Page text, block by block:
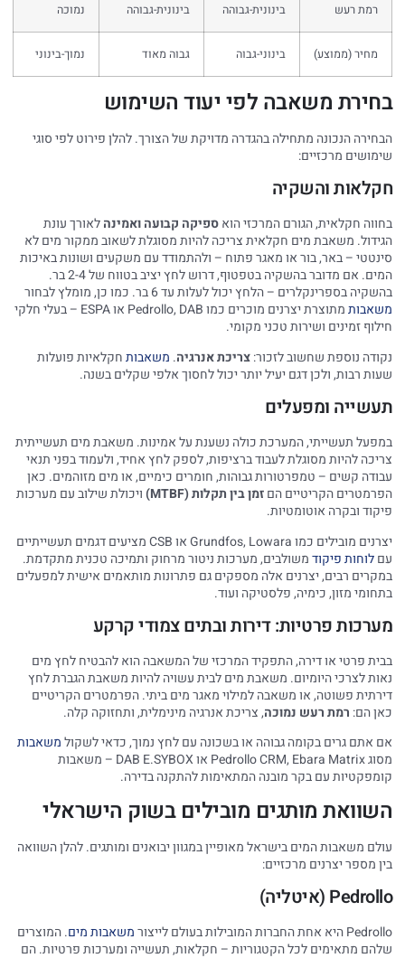
רמת רעש בינונית-גבוהה בינונית-גבוהה נמוכה
מחיר (ממוצע) בינוני-גבוה גבוה מאוד נמוך-בינוני
בחירת משאבה לפי יעוד השימוש
הבחירה הנכונה מתחילה בהגדרה מדויקת של הצורך. להלן פירוט לפי סוגי
שימושים מרכזיים:
חקלאות והשקיה
בחווה חקלאית, הגורם המרכזי הואספיקה קבועה ואמינהלאורך עונת
הגידול. משאבת מים חקלאית צריכה להיות מסוגלת לשאוב ממקור מים לא
סינטטי – באר, בור או מאגר פתוח – ולהתמודד עם משקעים ושונות באיכות
המים. אם מדובר בהשקיה בטפטוף, דרוש לחץ יציב בטווח של 2-4 בר.
בהשקיה בספרינקלרים – הלחץ יכול לעלות עד 6 בר. כמו כן, מומלץ לבחור
משאבות
מתוצרת יצרנים מוכרים כמו Pedrollo, DAB או ESPA – בעלי חלקי
חילוף זמינים ושירות טכני מקומי.
נקודה נוספת שחשוב לזכור:צריכת אנרגיה. משאבותחקלאיות פועלות
שעות רבות, ולכן דגם יעיל יותר יכול לחסוך אלפי שקלים בשנה.
תעשייה ומפעלים
במפעל תעשייתי, המערכת כולה נשענת על אמינות. משאבת מים תעשייתית
צריכה להיות מסוגלת לעבוד ברציפות, לספק לחץ אחיד, ולעמוד בפני תנאי
עבודה קשים – טמפרטורות גבוהות, חומרים כימיים, או מים מזוהמים. כאן
הפרמטרים הקריטיים הםזמן בין תקלות (MTBF)
ויכולת שילוב עם מערכות
פיקוד ובקרה אוטומטיות.
יצרנים מובילים כמו Grundfos, Lowara או CSB מציעים דגמים תעשייתיים
עםלוחות פיקודמשולבים, מערכות ניטור מרחוק ותמיכה טכנית מתקדמת.
במקרים רבים, יצרנים אלה מספקים גם פתרונות מותאמים אישית למפעלים
בתחומי מזון, כימיה, פלסטיקה ועוד.
מערכות פרטיות: דירות ובתים צמודי קרקע
בבית פרטי או דירה, התפקיד המרכזי של המשאבה הוא להבטיח לחץ מים
נאות לצרכי היומיום. משאבת מים לבית עשויה להיות משאבת הגברת לחץ
דירתית פשוטה, או משאבה למילוי מאגר מים ביתי. הפרמטרים הקריטיים
כאן הם: רמת רעש נמוכה, צריכת אנרגיה מינימלית, ותחזוקה קלה.
אם אתם גרים בקומה גבוהה או בשכונה עם לחץ נמוך, כדאי לשקולמשאבות
מסוג Pedrollo CRM, Ebara Matrix או DAB E.SYBOX – משאבות
קומפקטיות עם בקר מובנה המתאימות להתקנה בדירה.
השוואת מותגים מובילים בשוק הישראלי
עולם משאבות המים בישראל מאופיין במגוון יבואנים ומותגים. להלן השוואה
בין מספר יצרנים מרכזיים:
Pedrollo (איטליה)
Pedrollo היא אחת החברות המובילות בעולם לייצור משאבות מים. המוצרים
שלהם מתאימים לכל הקטגוריות – חקלאות, תעשייה ומערכות פרטיות. הם